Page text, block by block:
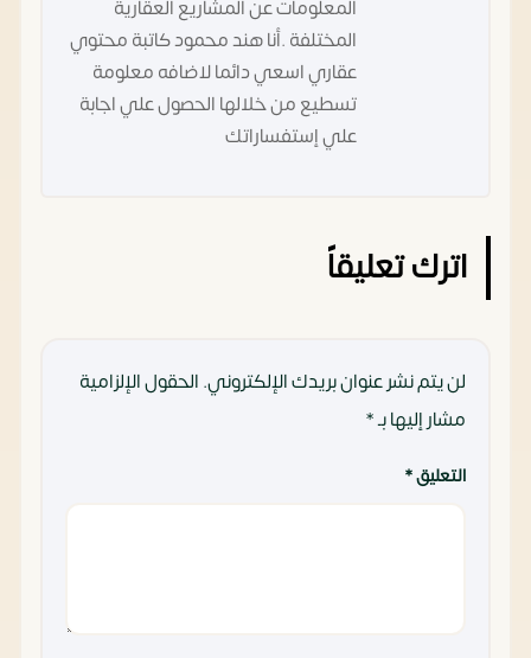
المعلومات عن المشاريع العقارية
المختلفة .أنا هند محمود كاتبة محتوي
عقاري اسعي دائما لاضافه معلومة
تسطيع من خلالها الحصول علي اجابة
علي إستفساراتك
اترك تعليقاً
لن يتم نشر عنوان بريدك الإلكتروني.الحقول الإلزامية
مشار إليها بـ*
التعليق*